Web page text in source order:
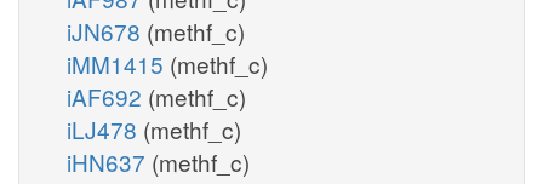
iJN678 (methf_c)
iMM1415 (methf_c)
iAF692 (methf_c)
iLJ478 (methf_c)
iHN637 (methf_c)